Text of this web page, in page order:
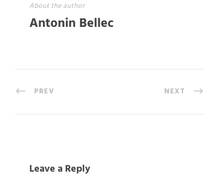
About the author
Antonin Bellec
PREV NEXT
Leave a Reply